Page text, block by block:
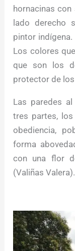
hornacinas
lado derecho
pintor indígena.
Los colores
que son los
protector de
Las paredes
tres partes,
obediencia,
forma
con una flor
(Valiñas Valera).